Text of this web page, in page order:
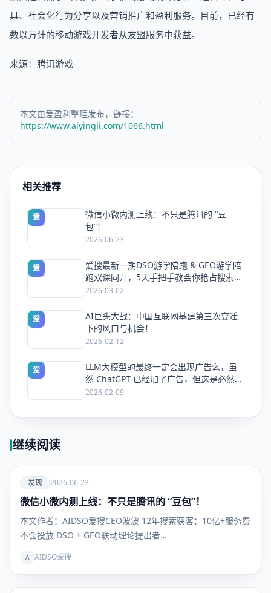
具、社会化行为分享以及营销推广和盈利服务。目前，已经有
数以万计的移动游戏开发者从友盟服务中获益。
​来源：腾讯游戏
本文由爱盈利整理发布，链接：
https://www.aiyingli.com/1066.html
相关推荐
爱
微信小微内测上线：不只是腾讯的 “豆
包”！
2026-06-23
爱
爱搜最新一期DSO游学陪跑 & GEO游学陪
跑双课同开，5天手把手教会你抢占搜索流
量
2026-03-02
爱
AI巨头大战：中国互联网基建第三次变迁
下的风口与机会！
2026-02-12
爱
LLM大模型的最终一定会出现广告么，虽
然 ChatGPT 已经加了广告，但这是必然终
局么？
2026-02-09
继续阅读
爱
发现
发现 2026-06-23
微信小微内测上线：不只是腾讯的 “豆包”！
本文作者：AIDSO爱搜CEO波波 12年搜索获客：10亿+服务费
不含投放 DSO + GEO联动理论提出者…
A AIDSO爱搜